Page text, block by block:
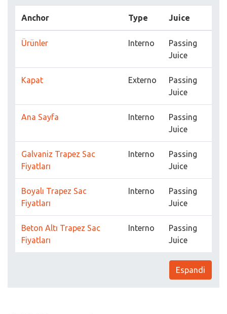
Anchor Type Juice
Ürünler Interno
Passing
Juice
Kapat Externo
Passing
Juice
Ana Sayfa Interno
Passing
Juice
Galvaniz Trapez Sac
Fiyatları
Interno
Passing
Juice
Boyalı Trapez Sac
Fiyatları
Interno
Passing
Juice
Beton Altı Trapez Sac
Fiyatları
Interno
Passing
Juice
Espandi